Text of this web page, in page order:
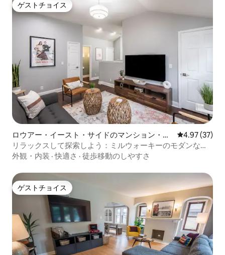
ゲストチョイス
ゲストチョイス
ロウアー・イースト・サイドのマンション・ア
パート
レビュー37
4.97 (37)
リラックスして探索しよう：ミルウォーキーのモダンな宿
泊先
外観・内装 ·快適さ · 徒歩移動のしやすさ
ゲストチョイス
ゲストチョイス